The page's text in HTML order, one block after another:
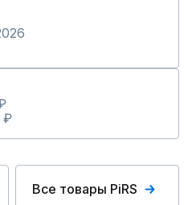
₽
Все товары PiRS